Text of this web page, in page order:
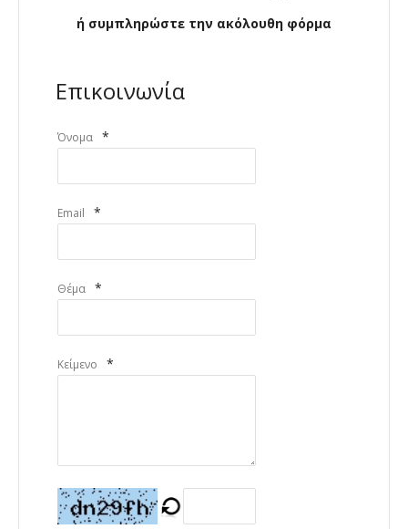
ή συμπληρώστε την ακόλουθη φόρμα
Επικοινωνία
Όνομα *
Email *
Θέμα *
Κείμενο *